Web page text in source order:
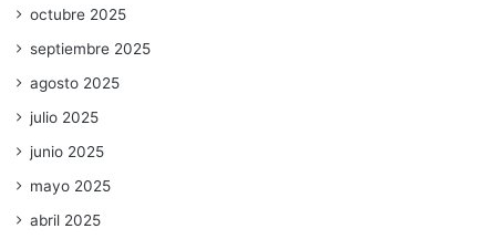
octubre 2025
septiembre 2025
agosto 2025
julio 2025
junio 2025
mayo 2025
abril 2025